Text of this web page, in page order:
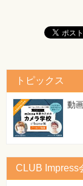
[正]
結果的に
28ページ ペー
[誤]
MISD（
[正]
MISD（
30ページ コ
[誤]
トピックス
動
CLUB Impress